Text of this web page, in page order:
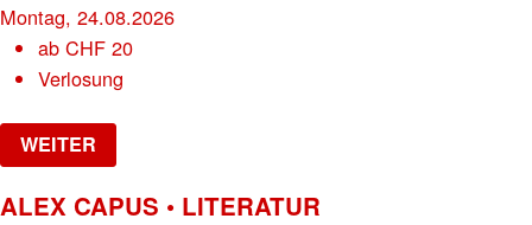
Montag, 24.08.2026
abCHF 20
Verlosung
WEITER
ALEX CAPUS • LITERATUR